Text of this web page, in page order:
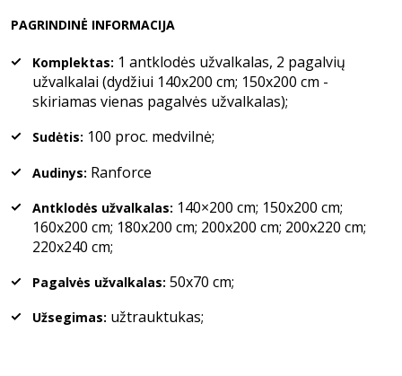
PAGRINDINĖ INFORMACIJA
Komplektas: 1 antklodės užvalkalas, 2 pagalvių
užvalkalai (dydžiui 140x200 cm; 150x200 cm -
skiriamas vienas pagalvės užvalkalas);
Sudėtis: 100 proc. medvilnė;
Audinys: Ranforce
Antklodės užvalkalas: 140×200 cm; 150x200 cm;
160x200 cm; 180x200 cm; 200x200 cm; 200x220 cm;
220x240 cm;
Pagalvės užvalkalas: 50x70 cm;
Užsegimas: užtrauktukas;